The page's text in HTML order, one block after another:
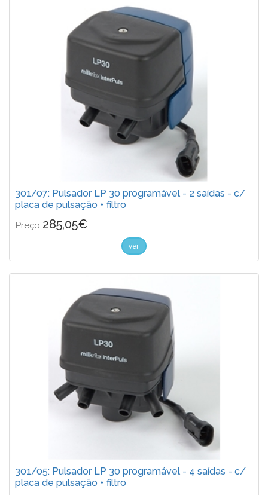
301/07: Pulsador LP 30 programável - 2 saídas - c/
placa de pulsação + filtro
Preço 285,05€
ver
301/05: Pulsador LP 30 programável - 4 saídas - c/
placa de pulsação + filtro